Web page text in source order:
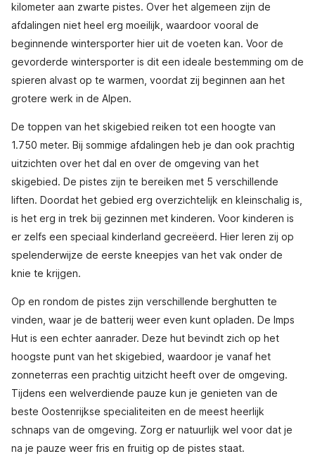
kilometer aan zwarte pistes. Over het algemeen zijn de
afdalingen niet heel erg moeilijk, waardoor vooral de
beginnende wintersporter hier uit de voeten kan. Voor de
gevorderde wintersporter is dit een ideale bestemming om de
spieren alvast op te warmen, voordat zij beginnen aan het
grotere werk in de Alpen.
De toppen van het skigebied reiken tot een hoogte van
1.750 meter. Bij sommige afdalingen heb je dan ook prachtig
uitzichten over het dal en over de omgeving van het
skigebied. De pistes zijn te bereiken met 5 verschillende
liften. Doordat het gebied erg overzichtelijk en kleinschalig is,
is het erg in trek bij gezinnen met kinderen. Voor kinderen is
er zelfs een speciaal kinderland gecreëerd. Hier leren zij op
spelenderwijze de eerste kneepjes van het vak onder de
knie te krijgen.
Op en rondom de pistes zijn verschillende berghutten te
vinden, waar je de batterij weer even kunt opladen. De Imps
Hut is een echter aanrader. Deze hut bevindt zich op het
hoogste punt van het skigebied, waardoor je vanaf het
zonneterras een prachtig uitzicht heeft over de omgeving.
Tijdens een welverdiende pauze kun je genieten van de
beste Oostenrijkse specialiteiten en de meest heerlijk
schnaps van de omgeving. Zorg er natuurlijk wel voor dat je
na je pauze weer fris en fruitig op de pistes staat.